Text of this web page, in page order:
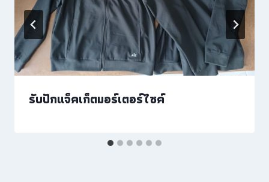
รับปักแจ็คเก็ตมอร์เตอร์ไซค์